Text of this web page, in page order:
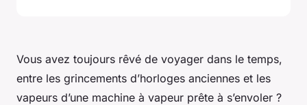
Vous avez toujours rêvé de voyager dans le temps,
entre les grincements d’horloges anciennes et les
vapeurs d’une machine à vapeur prête à s’envoler ?